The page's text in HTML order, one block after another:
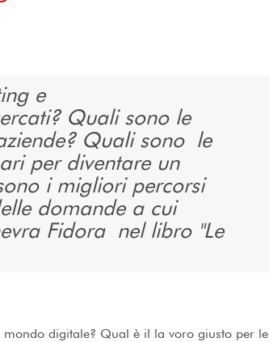
e
Quali sono le
Quali sono le
per diventare un
i migliori percorsi
domande a cui
Fidora nel libro "Le
digitale? Qual è il la voro giusto per le